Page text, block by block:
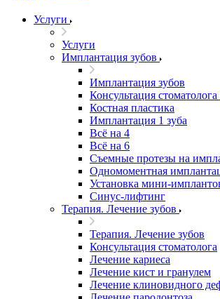
Услуги
Услуги
Имплантация зубов
Имплантация зубов
Консультация
Костная пластика
Имплантация 1 зуба
Всё на 4
Всё на 6
Съемные протезы на
Одномоментная
Установка мини-
Синус-лифтинг
Терапия. Лечение зубов
Терапия. Лечение зубов
Консультация стоматолога
Лечение кариеса
Лечение кист и гранулем
Лечение клиновидного